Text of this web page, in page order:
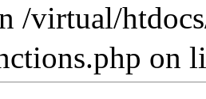
/virtual/
on